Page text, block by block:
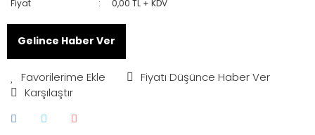
Fiyat 0,00 TL + KDV
Gelince Haber Ver
Fiyatı Düşünce Haber Ver
Karşılaştır